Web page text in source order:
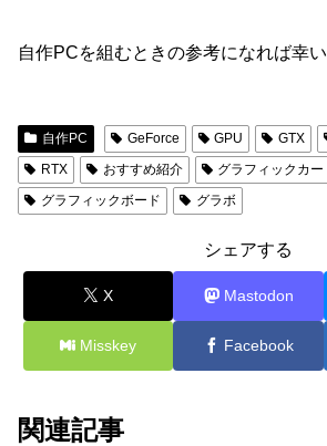
自作PCを組むときの参考になれば幸い
自作PC GeForce GPU GTX
RTX
おすすめ紹介
グラフィックカー
グラフィックボード
グラボ
シェアする
X Mastodon
Misskey Facebook
関連記事